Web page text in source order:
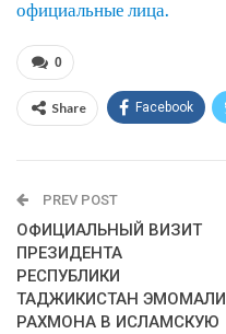
официальные лица.
0
Share Facebook
PREV POST
ОФИЦИАЛЬНЫЙ ВИЗИТ
ПРЕЗИДЕНТА
РЕСПУБЛИКИ
ТАДЖИКИСТАН ЭМОМАЛИ
РАХМОНА В ИСЛАМСКУЮ